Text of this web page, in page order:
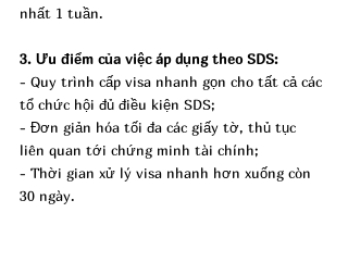
nhất 1 tuần.
3. Ưu điểm của việc áp dụng theo SDS:
- Quy trình cấp visa nhanh gọn cho tất cả các
tổ chức hội đủ điều kiện SDS;
- Đơn giản hóa tối đa các giấy tờ, thủ tục
liên quan tới chứng minh tài chính;
- Thời gian xử lý visa nhanh hơn xuống còn
30 ngày.